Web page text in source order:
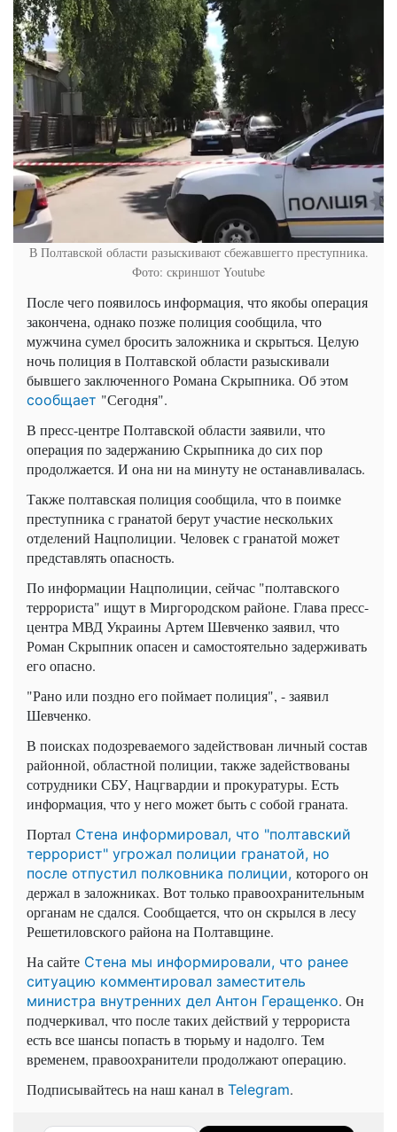
В Полтавской области разыскивают сбежавшегго преступника.
Фото: скриншот Youtube
После чего появилось информация, что якобы операция
закончена, однако позже полиция сообщила, что
мужчина сумел бросить заложника и скрыться. Целую
ночь полиция в Полтавской области разыскивали
бывшего заключенного Романа Скрыпника. Об этом
сообщает "Сегодня".
В пресс-центре Полтавской области заявили, что
операция по задержанию Скрыпника до сих пор
продолжается. И она ни на минуту не останавливалась.
Также полтавская полиция сообщила, что в поимке
преступника с гранатой берут участие нескольких
отделений Нацполиции. Человек с гранатой может
представлять опасность.
По информации Нацполиции, сейчас "полтавского
террориста" ищут в Миргородском районе. Глава пресс-
центра МВД Украины Артем Шевченко заявил, что
Роман Скрыпник опасен и самостоятельно задерживать
его опасно.
"Рано или поздно его поймает полиция", - заявил
Шевченко.
В поисках подозреваемого задействован личный состав
районной, областной полиции, также задействованы
сотрудники СБУ, Нацгвардии и прокуратуры. Есть
информация, что у него может быть с собой граната.
Портал Стена информировал, что "полтавский
террорист" угрожал полиции гранатой, но
после отпустил полковника полиции, которого он
держал в заложниках. Вот только правоохранительным
органам не сдался. Сообщается, что он скрылся в лесу
Решетиловского района на Полтавщине.
На сайте Стена мы информировали, что ранее
ситуацию комментировал заместитель
министра внутренних дел Антон Геращенко. Он
подчеркивал, что после таких действий у террориста
есть все шансы попасть в тюрьму и надолго. Тем
временем, правоохранители продолжают операцию.
Подписывайтесь на наш канал в Telegram.